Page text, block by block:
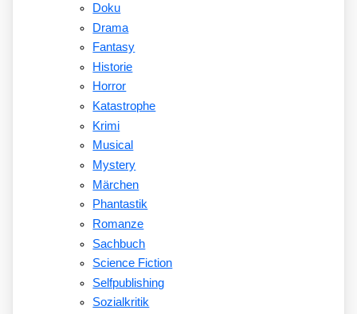
Doku
Drama
Fantasy
Historie
Horror
Katastrophe
Krimi
Musical
Mystery
Märchen
Phantastik
Romanze
Sachbuch
Science Fiction
Selfpublishing
Sozialkritik